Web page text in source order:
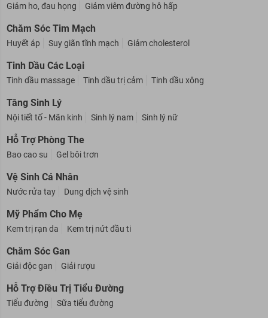
Giảm ho, đau họng Giảm viêm đường hô hấp
Chăm Sóc Tim Mạch
Huyết áp Suy giãn tĩnh mạch Giảm cholesterol
Tinh Dầu Các Loại
Tinh dầu massage Tinh dầu trị cảm Tinh dầu xông
Tăng Sinh Lý
Nội tiết tố - Mãn kinh Sinh lý nam Sinh lý nữ
Hỗ Trợ Phòng The
Bao cao su Gel bôi trơn
Vệ Sinh Cá Nhân
Nước rửa tay Dung dịch vệ sinh
Mỹ Phẩm Cho Mẹ
Kem trị rạn da Kem trị nứt đầu ti
Chăm Sóc Gan
Giải độc gan Giải rượu
Hỗ Trợ Điều Trị Tiểu Đường
Tiểu đường Sữa tiểu đường